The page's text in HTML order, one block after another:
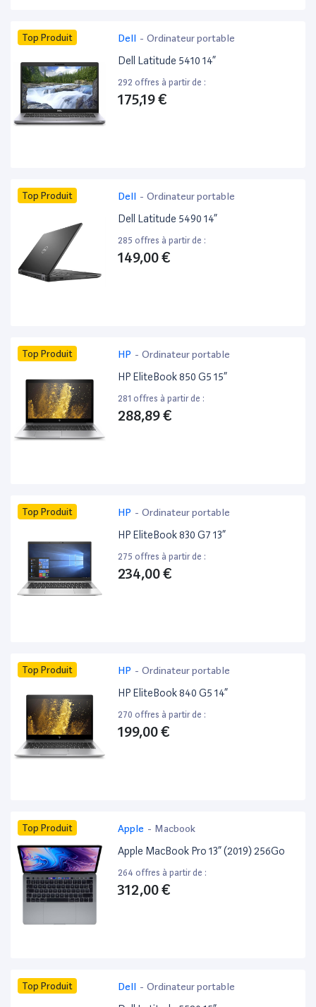
Top Produit Dell - Ordinateur portable
Dell Latitude 5410 14”
292 offres à partir de :
175,19 €
Top Produit Dell - Ordinateur portable
Dell Latitude 5490 14”
285 offres à partir de :
149,00 €
Top Produit HP - Ordinateur portable
HP EliteBook 850 G5 15”
281 offres à partir de :
288,89 €
Top Produit HP - Ordinateur portable
HP EliteBook 830 G7 13”
275 offres à partir de :
234,00 €
Top Produit HP - Ordinateur portable
HP EliteBook 840 G5 14”
270 offres à partir de :
199,00 €
Top Produit Apple - Macbook
Apple MacBook Pro 13” (2019) 256Go
264 offres à partir de :
312,00 €
Top Produit Dell - Ordinateur portable